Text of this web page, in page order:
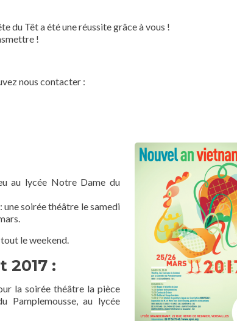
du Têt a été une réussite grâce à vous !
!
nous contacter :
au lycée Notre Dame du
une soirée théâtre le samedi
le weekend.
:
la soirée théâtre la pièce
Pamplemousse, au lycée